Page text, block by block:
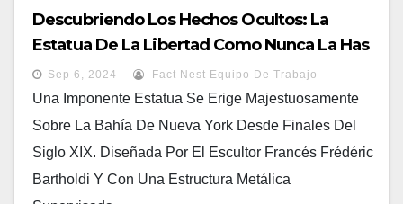
Descubriendo Los Hechos Ocultos: La
Estatua De La Libertad Como Nunca La Has
Conocido
Sep 6, 2024 Fact Nest Equipo De Trabajo
Una Imponente Estatua Se Erige Majestuosamente
Sobre La Bahía De Nueva York Desde Finales Del
Siglo XIX. Diseñada Por El Escultor Francés Frédéric
Bartholdi Y Con Una Estructura Metálica